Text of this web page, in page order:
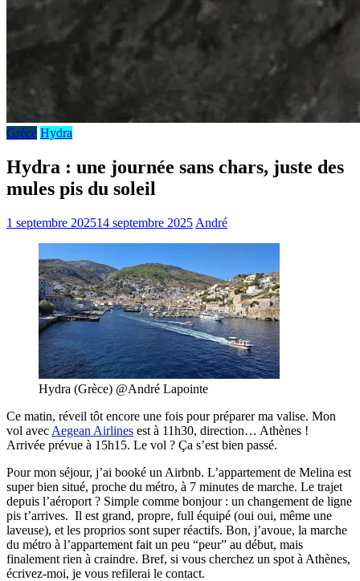
Grèce Hydra
Hydra : une journée sans chars, juste des
mules pis du soleil
1 septembre 202514 septembre 2025 André
Hydra (Grèce) @André Lapointe
Ce matin, réveil tôt encore une fois pour préparer ma valise. Mon
vol avec Aegean Airlines est à 11h30, direction… Athènes !
Arrivée prévue à 15h15. Le vol ? Ça s’est bien passé.
Pour mon séjour, j’ai booké un Airbnb. L’appartement de Melina est
super bien situé, proche du métro, à 7 minutes de marche. Le trajet
depuis l’aéroport ? Simple comme bonjour : un changement de ligne
pis t’arrives. Il est grand, propre, full équipé (oui oui, même une
laveuse), et les proprios sont super réactifs. Bon, j’avoue, la marche
du métro à l’appartement fait un peu “peur” au début, mais
finalement rien à craindre. Bref, si vous cherchez un spot à Athènes,
écrivez-moi, je vous refilerai le contact.